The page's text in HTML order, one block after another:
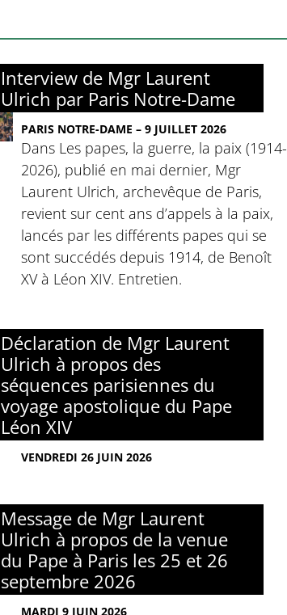
Interview de Mgr Laurent
Ulrich par Paris Notre-Dame
PARIS NOTRE-DAME – 9 JUILLET 2026
Dans Les papes, la guerre, la paix (1914-
2026), publié en mai dernier, Mgr
Laurent Ulrich, archevêque de Paris,
revient sur cent ans d’appels à la paix,
lancés par les différents papes qui se
sont succédés depuis 1914, de Benoît
XV à Léon XIV. Entretien.
Déclaration de Mgr Laurent
Ulrich à propos des
séquences parisiennes du
voyage apostolique du Pape
Léon XIV
VENDREDI 26 JUIN 2026
Message de Mgr Laurent
Ulrich à propos de la venue
du Pape à Paris les 25 et 26
septembre 2026
MARDI 9 JUIN 2026